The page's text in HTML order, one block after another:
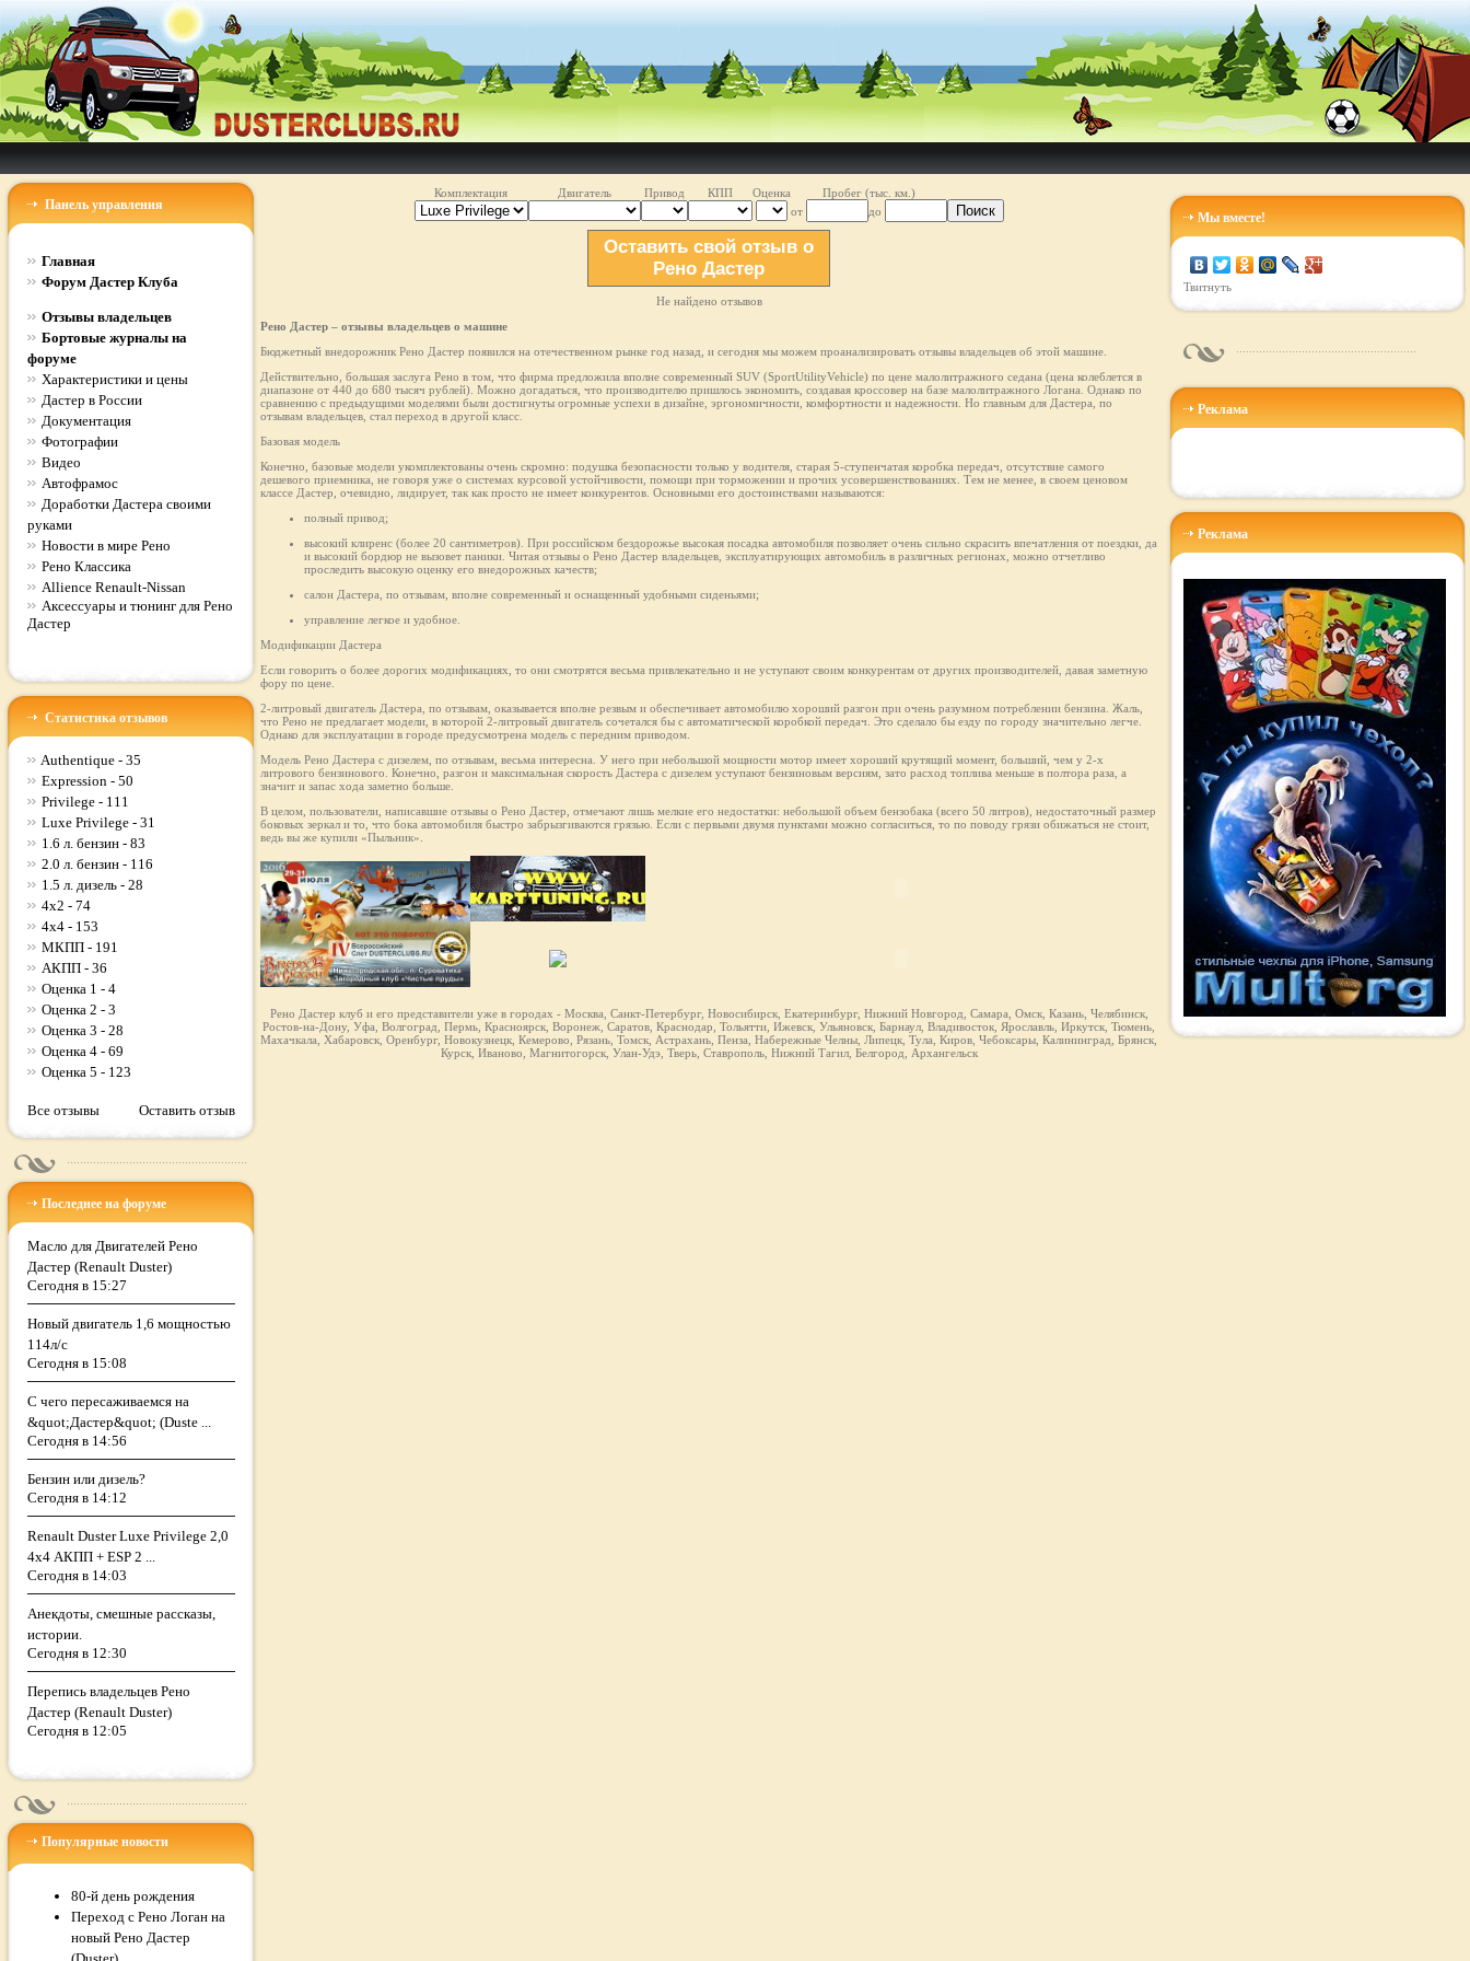
Панель управления
Главная
Форум Дастер Клуба
Отзывы владельцев
Бортовые журналы на
форуме
Характеристики и цены
Дастер в России
Документация
Фотографии
Видео
Автофрамос
Доработки Дастера своими
руками
Новости в мире Рено
Рено Классика
Allience Renault-Nissan
Аксессуары и тюнинг для Рено
Дастер
Статистика отзывов
Authentique - 35
Expression - 50
Privilege - 111
Luxe Privilege - 31
1.6 л. бензин - 83
2.0 л. бензин - 116
1.5 л. дизель - 28
4x2 - 74
4x4 - 153
МКПП - 191
АКПП - 36
Оценка 1 - 4
Оценка 2 - 3
Оценка 3 - 28
Оценка 4 - 69
Оценка 5 - 123
Все отзывы Оставить отзыв
Последнее на форуме
Масло для Двигателей Рено
Дастер (Renault Duster)
Сегодня в 15:27
Новый двигатель 1,6 мощностью
114л/с
Сегодня в 15:08
С чего пересаживаемся на
&quot;Дастер&quot; (Duste ...
Сегодня в 14:56
Бензин или дизель?
Сегодня в 14:12
Renault Duster Luxe Privilege 2,0
4х4 АКПП + ESP 2 ...
Сегодня в 14:03
Анекдоты, смешные рассказы,
истории.
Сегодня в 12:30
Перепись владельцев Рено
Дастер (Renault Duster)
Сегодня в 12:05
Популярные новости
80-й день рождения
Переход с Рено Логан на
новый Рено Дастер
Комплектация Двигатель Привод КПП Оценка Пробег (тыс. км.)
Поиск
от до
Оставить свой отзыв о
Рено Дастер
Не найдено отзывов
Рено Дастер – отзывы владельцев о машине
Бюджетный внедорожник Рено Дастер появился на отечественном рынке год назад, и сегодня мы можем проанализировать отзывы владельцев об этой машине.
Действительно, большая заслуга Рено в том, что фирма предложила вполне современный SUV (SportUtilityVehicle) по цене малолитражного седана (цена колеблется в
диапазоне от 440 до 680 тысяч рублей). Можно догадаться, что производителю пришлось экономить, создавая кроссовер на базе малолитражного Логана. Однако по
сравнению с предыдущими моделями были достигнуты огромные успехи в дизайне, эргономичности, комфортности и надежности. Но главным для Дастера, по
отзывам владельцев, стал переход в другой класс.
Базовая модель
Конечно, базовые модели укомплектованы очень скромно: подушка безопасности только у водителя, старая 5-ступенчатая коробка передач, отсутствие самого
дешевого приемника, не говоря уже о системах курсовой устойчивости, помощи при торможении и прочих усовершенствованиях. Тем не менее, в своем ценовом
классе Дастер, очевидно, лидирует, так как просто не имеет конкурентов. Основными его достоинствами называются:
полный привод;
высокий клиренс (более 20 сантиметров). При российском бездорожье высокая посадка автомобиля позволяет очень сильно скрасить впечатления от поездки, да
и высокий бордюр не вызовет паники. Читая отзывы о Рено Дастер владельцев, эксплуатирующих автомобиль в различных регионах, можно отчетливо
проследить высокую оценку его внедорожных качеств;
салон Дастера, по отзывам, вполне современный и оснащенный удобными сиденьями;
управление легкое и удобное.
Модификации Дастера
Если говорить о более дорогих модификациях, то они смотрятся весьма привлекательно и не уступают своим конкурентам от других производителей, давая заметную
фору по цене.
2-литровый двигатель Дастера, по отзывам, оказывается вполне резвым и обеспечивает автомобилю хороший разгон при очень разумном потреблении бензина. Жаль,
что Рено не предлагает модели, в которой 2-литровый двигатель сочетался бы с автоматической коробкой передач. Это сделало бы езду по городу значительно легче.
Однако для эксплуатации в городе предусмотрена модель с передним приводом.
Модель Рено Дастера с дизелем, по отзывам, весьма интересна. У него при небольшой мощности мотор имеет хороший крутящий момент, больший, чем у 2-х
литрового бензинового. Конечно, разгон и максимальная скорость Дастерa с дизелем уступают бензиновым версиям, зато расход топлива меньше в полтора раза, а
значит и запас хода заметно больше.
В целом, пользователи, написавшие отзывы о Рено Дастер, отмечают лишь мелкие его недостатки: небольшой объем бензобака (всего 50 литров), недостаточный размер
боковых зеркал и то, что бока автомобиля быстро забрызгиваются грязью. Если с первыми двумя пунктами можно согласиться, то по поводу грязи обижаться не стоит,
ведь вы же купили «Пыльник».
Рено Дастер клуб и его представители уже в городах - Москва, Санкт-Петербург, Новосибирск, Екатеринбург, Нижний Новгород, Самара, Омск, Казань, Челябинск,
Ростов-на-Дону, Уфа, Волгоград, Пермь, Красноярск, Воронеж, Саратов, Краснодар, Тольятти, Ижевск, Ульяновск, Барнаул, Владивосток, Ярославль, Иркутск, Тюмень,
Махачкала, Хабаровск, Оренбург, Новокузнецк, Кемерово, Рязань, Томск, Астрахань, Пенза, Набережные Челны, Липецк, Тула, Киров, Чебоксары, Калининград, Брянск,
Курск, Иваново, Магнитогорск, Улан-Удэ, Тверь, Ставрополь, Нижний Тагил, Белгород, Архангельск
Мы вместе!
Твитнуть
Реклама
Реклама